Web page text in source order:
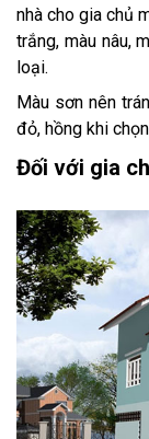
nhà cho gia chủ
trắng, màu nâu,
loại.
Màu sơn nên
đỏ, hồng khi
Đối với gia